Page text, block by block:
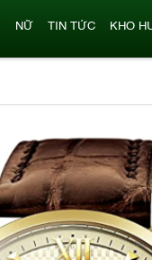
NỮ TIN TỨC KHO